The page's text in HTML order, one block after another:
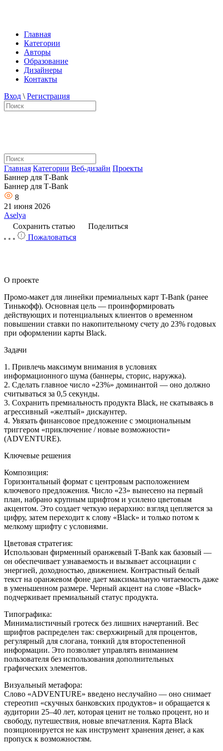
Главная
Категории
Авторы
Образование
Дизайнеры
Контакты
Вход \ Регистрация
Главная Категории Веб-дизайн Проекты
Баннер для Т-Bank
Баннер для Т-Bank
8
21 июня 2026
Aselya
Сохранить статью
Поделиться
Пожаловаться
О проекте
Промо-макет для линейки премиальных карт T-Bank (ранее
Тинькофф). Основная цель — проинформировать
действующих и потенциальных клиентов о временном
повышении ставки по накопительному счету до 23% годовых
при оформлении карты Black.
Задачи
1. Привлечь максимум внимания в условиях
информационного шума (баннеры, сторис, наружка).
2. Сделать главное число «23%» доминантой — оно должно
считываться за 0,5 секунды.
3. Сохранить премиальность продукта Black, не скатываясь в
агрессивный «желтый» дискаунтер.
4. Увязать финансовое предложение с эмоциональным
триггером «приключение / новые возможности»
(ADVENTURE).
Ключевые решения
Композиция:
Горизонтальный формат с центровым расположением
ключевого предложения. Число «23» вынесено на первый
план, набрано крупным шрифтом и усилено цветовым
акцентом. Это создает четкую иерархию: взгляд цепляется за
цифру, затем переходит к слову «Black» и только потом к
мелкому шрифту с условиями.
Цветовая стратегия:
Использован фирменный оранжевый T-Bank как базовый —
он обеспечивает узнаваемость и вызывает ассоциации с
энергией, доходностью, движением. Контрастный белый
текст на оранжевом фоне дает максимальную читаемость даже
в уменьшенном размере. Черный акцент на слове «Black»
подчеркивает премиальный статус продукта.
Типографика:
Минималистичный гротеск без лишних начертаний. Вес
шрифтов распределен так: сверхжирный для процентов,
регулярный для слогана, тонкий для второстепенной
информации. Это позволяет управлять вниманием
пользователя без использования дополнительных
графических элементов.
Визуальный метафора:
Слово «ADVENTURE» введено неслучайно — оно снимает
стереотип «скучных банковских продуктов» и обращается к
аудитории 25–40 лет, которая ценит не только процент, но и
свободу, путешествия, новые впечатления. Карта Black
позиционируется не как инструмент хранения денег, а как
пропуск к возможностям.